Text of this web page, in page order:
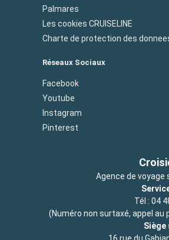
Palmares
Les cookies CRUISELINE
Charte de protection des
Réseaux Sociaux
Facebook
Youtube
Instagram
Pinterest
Agence de voyage
Tél : 04
(Numéro non surtaxé, appel
Siège